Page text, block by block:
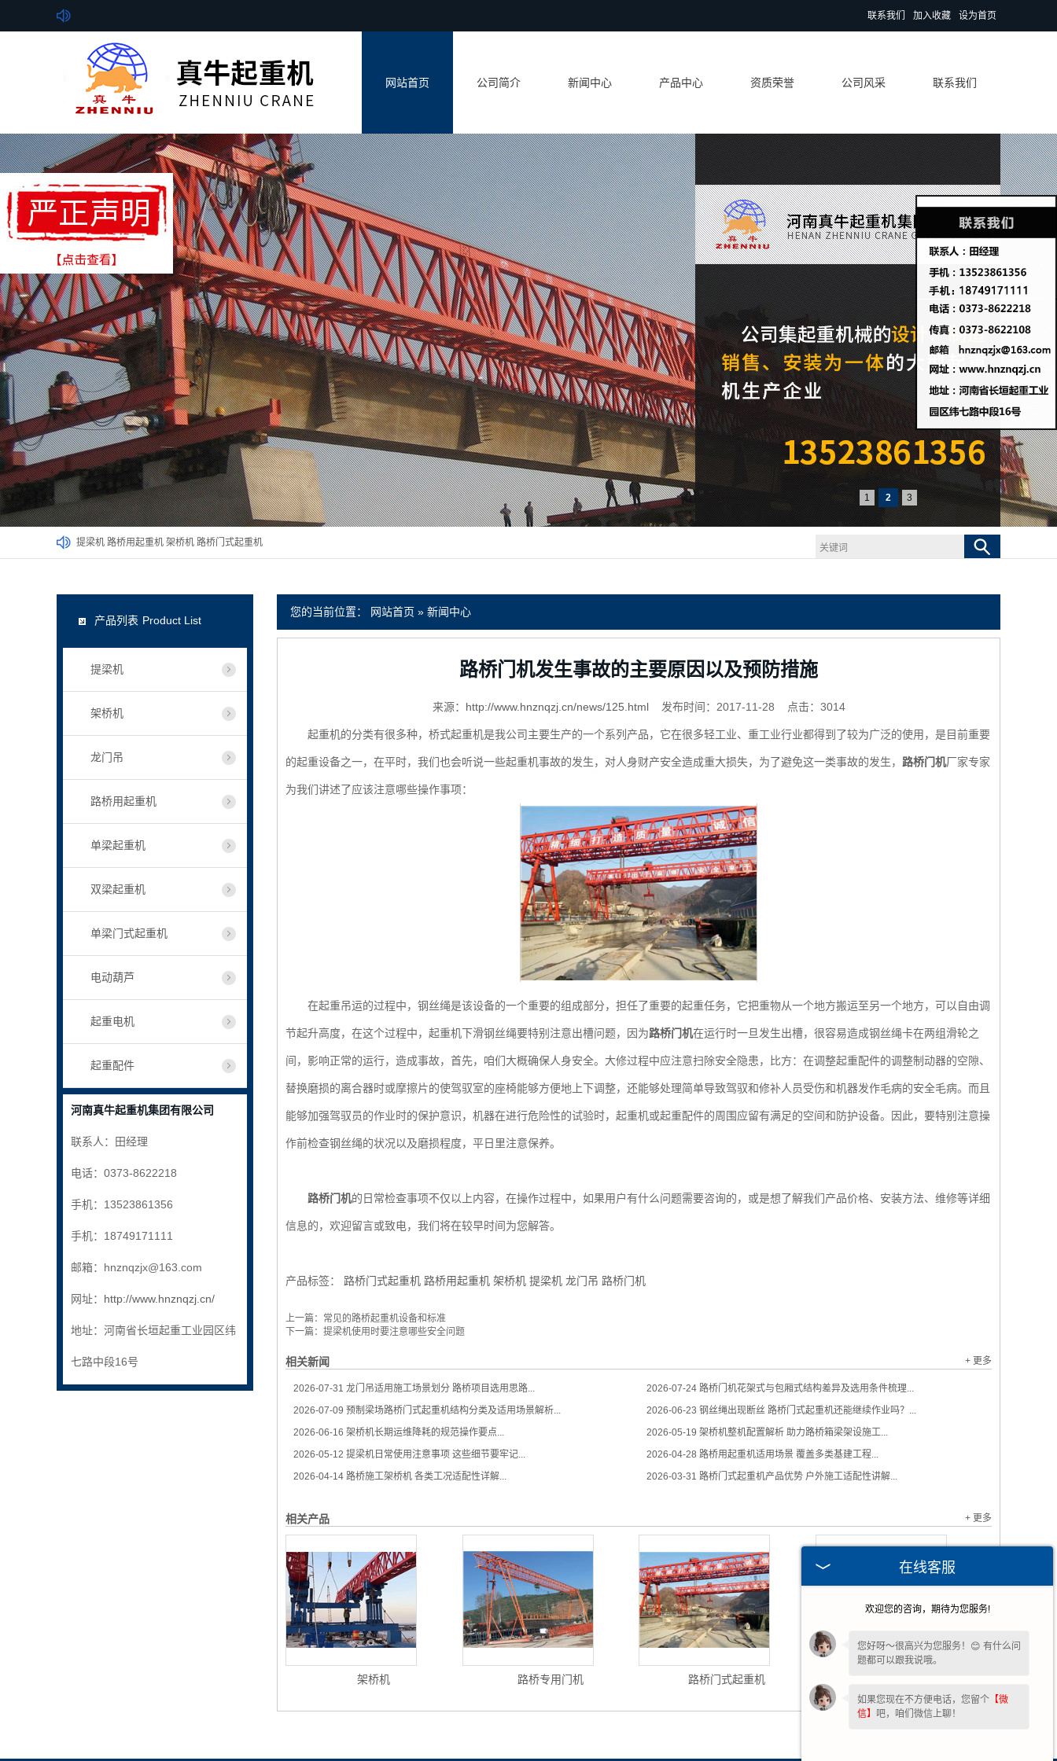
设为首页
加入收藏
联系我们
网站首页 公司简介 新闻中心 产品中心 资质荣誉 公司风采 联系我们
1 2 3
提梁机 路桥用起重机 架桥机 路桥门式起重机
您的当前位置： 网站首页 » 新闻中心
路桥门机发生事故的主要原因以及预防措施
来源： http://www.hnznqzj.cn/news/125.html 发布时间：2017-11-28 点击：3014
起重机的分类有很多种，桥式起重机是我公司主要生产的一个系列产品，它在很多轻工业、重工业行业都得到了较为广泛的使用，是目前重要
的起重设备之一，在平时，我们也会听说一些起重机事故的发生，对人身财产安全造成重大损失，为了避免这一类事故的发生， 路桥门机厂家专家
为我们讲述了应该注意哪些操作事项：
在起重吊运的过程中，钢丝绳是该设备的一个重要的组成部分，担任了重要的起重任务，它把重物从一个地方搬运至另一个地方，可以自由调
节起升高度，在这个过程中，起重机下滑钢丝绳要特别注意出槽问题，因为路桥门机在运行时一旦发生出槽，很容易造成钢丝绳卡在两组滑轮之
间，影响正常的运行，造成事故，首先，咱们大概确保人身安全。大修过程中应注意扫除安全隐患，比方：在调整起重配件的调整制动器的空隙、
替换磨损的离合器时或摩擦片的使驾驭室的座椅能够方便地上下调整，还能够处理简单导致驾驭和修补人员受伤和机器发作毛病的安全毛病。而且
能够加强驾驭员的作业时的保护意识，机器在进行危险性的试验时，起重机或起重配件的周围应留有满足的空间和防护设备。因此，要特别注意操
作前检查钢丝绳的状况以及磨损程度，平日里注意保养。
路桥门机的日常检查事项不仅以上内容，在操作过程中，如果用户有什么问题需要咨询的，或是想了解我们产品价格、安装方法、维修等详细
信息的，欢迎留言或致电，我们将在较早时间为您解答。
产品标签： 路桥门式起重机 路桥用起重机 架桥机 提梁机 龙门吊 路桥门机
上一篇： 常见的路桥起重机设备和标准
下一篇： 提梁机使用时要注意哪些安全问题
相关新闻 + 更多
2026-07-31 龙门吊适用施工场景划分 路桥项目选用思路... 2026-07-24 路桥门机花架式与包厢式结构差异及选用条件梳理...
2026-07-09 预制梁场路桥门式起重机结构分类及适用场景解析... 2026-06-23 钢丝绳出现断丝 路桥门式起重机还能继续作业吗？...
2026-06-16 架桥机长期运维降耗的规范操作要点... 2026-05-19 架桥机整机配置解析 助力路桥箱梁架设施工...
2026-05-12 提梁机日常使用注意事项 这些细节要牢记... 2026-04-28 路桥用起重机适用场景 覆盖多类基建工程...
2026-04-14 路桥施工架桥机 各类工况适配性详解... 2026-03-31 路桥门式起重机产品优势 户外施工适配性讲解...
相关产品 + 更多
架桥机 路桥专用门机 路桥门式起重机
产品列表 Product List
提梁机
架桥机
龙门吊
路桥用起重机
单梁起重机
双梁起重机
单梁门式起重机
电动葫芦
起重电机
起重配件
河南真牛起重机集团有限公司
联系人：田经理
电话：0373-8622218
手机：13523861356
手机：18749171111
邮箱：hnznqzjx@163.com
网址： http://www.hnznqzj.cn/
地址：河南省长垣起重工业园区纬
七路中段16号
在线客服
欢迎您的咨询，期待为您服务!
您好呀～很高兴为您服务！😊 有什么问
题都可以跟我说哦。
如果您现在不方便电话，您留个 【微
信】 吧，咱们微信上聊！